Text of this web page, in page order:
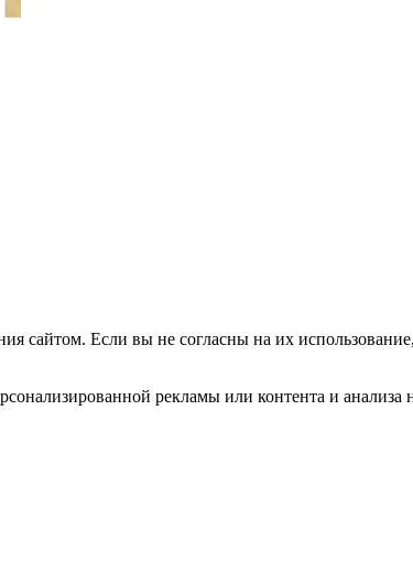
сайтом. Если вы не согласны на их
рекламы или контента и